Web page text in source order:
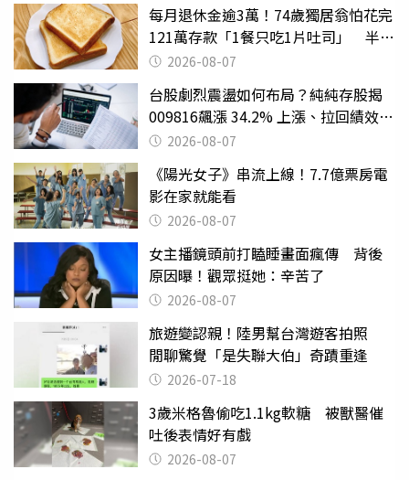
每月退休金逾3萬！74歲獨居翁怕花完
121萬存款「1餐只吃1片吐司」 半年
後暴瘦嚇壞女兒
2026-08-07
台股劇烈震盪如何布局？純純存股揭
009816飆漲 34.2% 上漲、拉回績效勝
主動式ETF
2026-08-07
《陽光女子》串流上線！7.7億票房電
影在家就能看
2026-08-07
女主播鏡頭前打瞌睡畫面瘋傳 背後
原因曝！觀眾挺她：辛苦了
2026-08-07
旅遊變認親！陸男幫台灣遊客拍照
閒聊驚覺「是失聯大伯」奇蹟重逢
2026-07-18
3歲米格魯偷吃1.1kg軟糖 被獸醫催
吐後表情好有戲
2026-08-07